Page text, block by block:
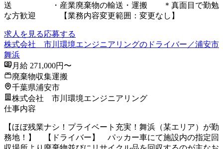
送 ・産業廃棄物の輸送・運搬 ＊真面目で勤勉
な方歓迎 【業務内容変更範囲：変更なし】
求人を見る応募する
株式会社 市川環境エンジニアリングのドライバー／浦安市
舞浜
月給 271,000円〜
廃棄物収集運搬
千葉県浦安市
株式会社 市川環境エンジニアリング
仕事内容
【ほぼ残業ナシ！プライベート充実！舞浜（某エリア）が勤
務地！】 【ドライバー】 パッカー車にて施設内の指定回